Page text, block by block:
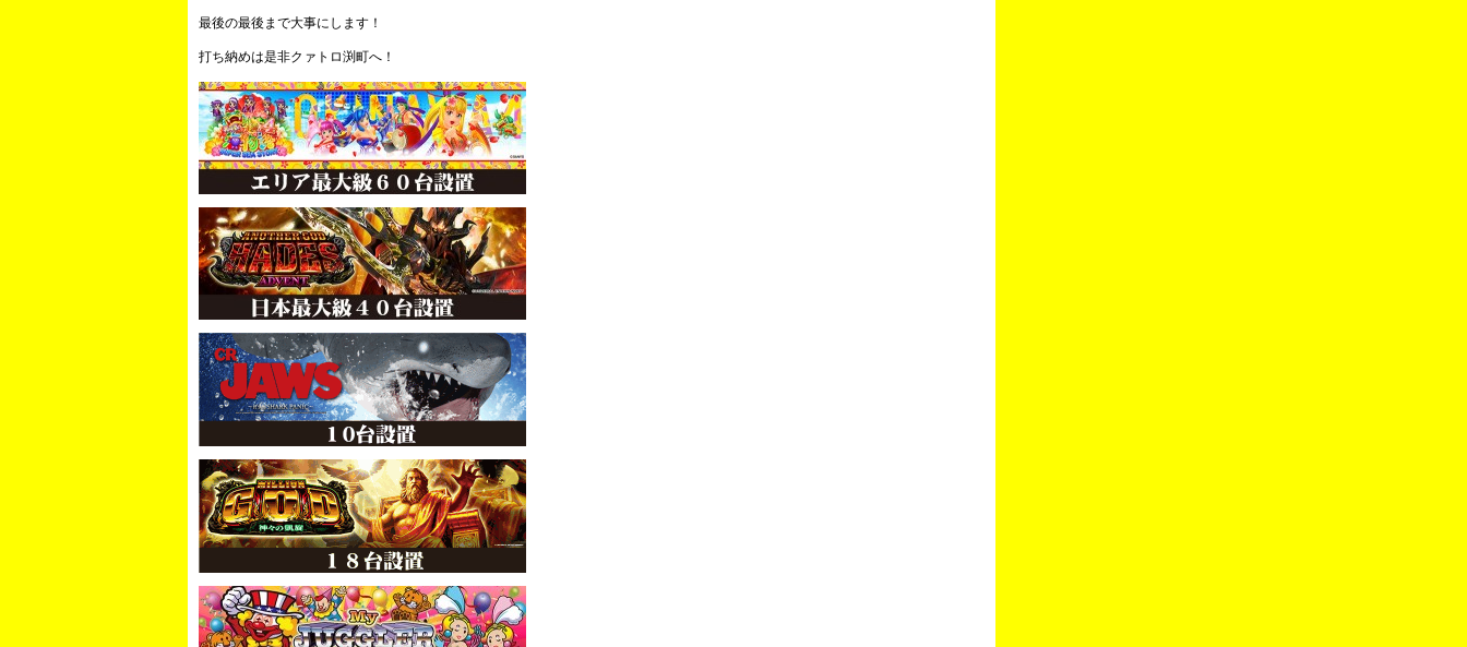
最後の最後まで大事にします！
打ち納めは是非クァトロ渕町へ！